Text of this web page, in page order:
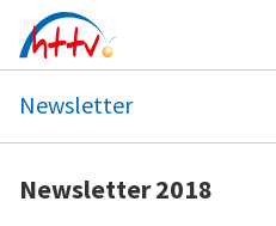
Inhalt
springen
Newsletter
Newsletter 2018